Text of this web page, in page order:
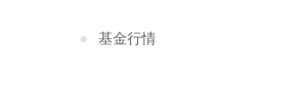
基金行情